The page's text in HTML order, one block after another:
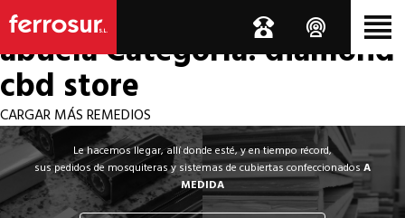
Los por si acaso de la
abuelaCategoría: diamond
cbd store
CARGAR MÁS REMEDIOS
Le hacemos llegar, allí donde esté, y en tiempo récord,
sus pedidos de mosquiteras y sistemas de cubiertas confeccionadosA
MEDIDA